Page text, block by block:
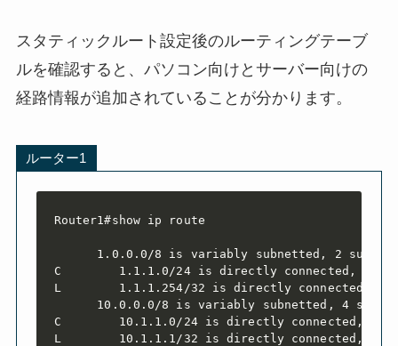
スタティックルート設定後のルーティングテーブ
ルを確認すると、パソコン向けとサーバー向けの
経路情報が追加されていることが分かります。
ルーター1
Router1#show ip route
1.0.0.0/8 is variably subnetted, 2
C        1.1.1.0/24 is directly connected,
L        1.1.1.254/32 is directly connected,
10.0.0.0/8 is variably subnetted, 4
C        10.1.1.0/24 is directly connected,
L        10.1.1.1/32 is directly connected,